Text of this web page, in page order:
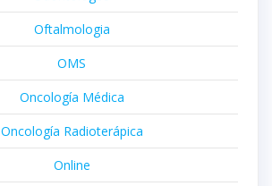
Oftalmologia
OMS
Oncología Médica
Oncología Radioterápica
Online